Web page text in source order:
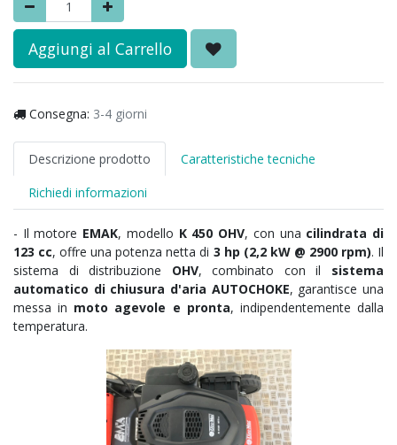
Aggiungi al Carrello
Consegna: 3-4 giorni
Descrizione prodotto
Caratteristiche tecniche
Richiedi informazioni
- Il motore EMAK, modello K 450 OHV, con una cilindrata di
123 cc, offre una potenza netta di 3 hp (2,2 kW @ 2900 rpm). Il
sistema di distribuzione OHV, combinato con il sistema
automatico di chiusura d'aria AUTOCHOKE, garantisce una
messa in moto agevole e pronta, indipendentemente dalla
temperatura.